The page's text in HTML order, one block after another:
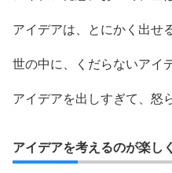
アイデアは、とにかく出せ
世の中に、くだらないアイ
アイデアを出しすぎて、怒
アイデアを考えるのが楽し